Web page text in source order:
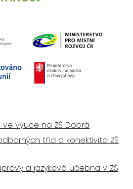
výuce na ZŠ Dobrá
tříd a konektivita ZŠ
a jazyková učebna v ZŠ